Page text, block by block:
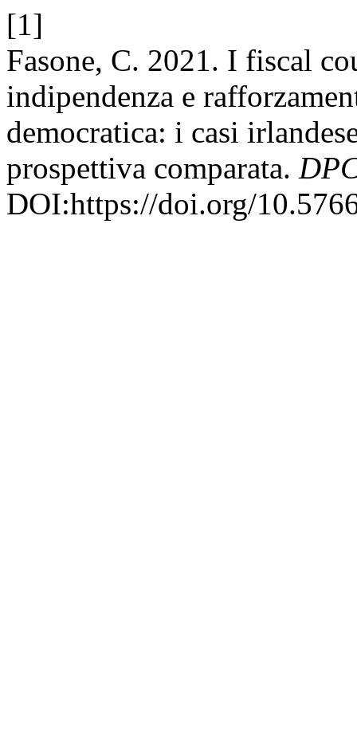
[1]
Fasone, C. 2021. I fiscal
indipendenza e
democratica: i casi
prospettiva comparata.
DOI:https://doi.org/